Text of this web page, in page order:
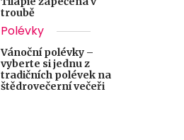
troubě
Polévky
Vánoční polévky –
vyberte si jednu z
tradičních polévek na
štědrovečerní večeři